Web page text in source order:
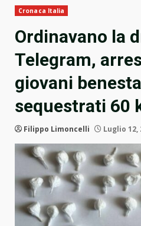
Cronaca Italia
Ordinavano la
Telegram,
giovani
sequestrati 60
Filippo Limoncelli Luglio 12,